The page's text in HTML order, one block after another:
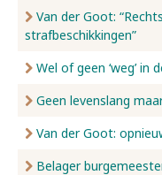
Van der Goot:
strafbeschikkingen”
Wel of geen ‘weg’ in
Geen levenslang
Van der Goot:
Belager